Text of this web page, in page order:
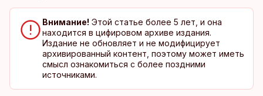
Внимание! Этой статье более 5 лет, и она
находится в цифировом архиве издания.
Издание не обновляет и не модифицирует
архивированный контент, поэтому может иметь
смысл ознакомиться с более поздними
источниками.